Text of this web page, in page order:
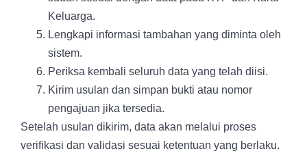
Keluarga.
Lengkapi informasi tambahan yang diminta oleh
sistem.
Periksa kembali seluruh data yang telah diisi.
Kirim usulan dan simpan bukti atau nomor
pengajuan jika tersedia.
Setelah usulan dikirim, data akan melalui proses
verifikasi dan validasi sesuai ketentuan yang berlaku.